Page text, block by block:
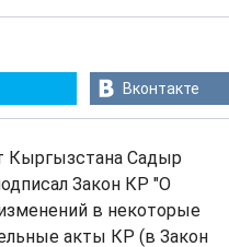
Вконтакте
Кыргызстана Садыр
Закон КР "О
в некоторые
акты КР (в Закон